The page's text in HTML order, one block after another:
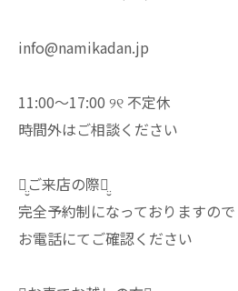
info@namikadan.jp
11:00〜17:00 ୨୧ 不定休
時間外はご相談ください
ꪔ̤̮ご来店の際ꪔ̤̮
完全予約制になっておりますので
お電話にてご確認ください